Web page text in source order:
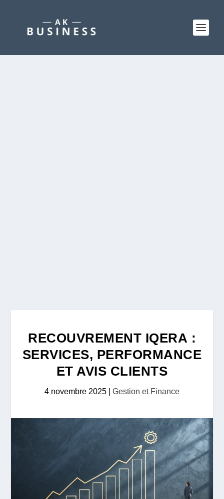
RECOUVREMENT IQERA :
SERVICES, PERFORMANCE
ET AVIS CLIENTS
4 novembre 2025 Gestion et Finance